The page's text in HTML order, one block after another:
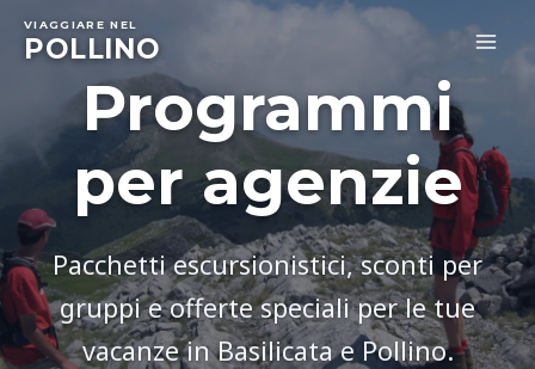
VIAGGIARE NEL
POLLINO
Programmi
per agenzie
Pacchetti escursionistici, sconti per
gruppi e offerte speciali per le tue
vacanze in Basilicata e Pollino.